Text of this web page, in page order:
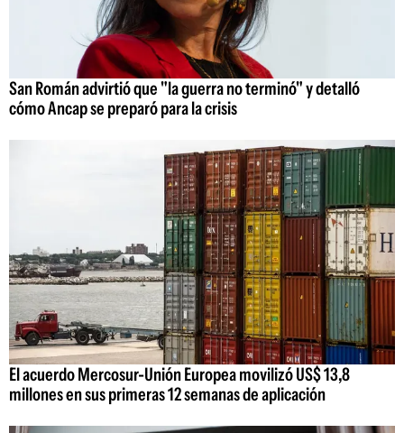
San Román advirtió que "la guerra no terminó" y detalló
cómo Ancap se preparó para la crisis
El acuerdo Mercosur-Unión Europea movilizó US$ 13,8
millones en sus primeras 12 semanas de aplicación